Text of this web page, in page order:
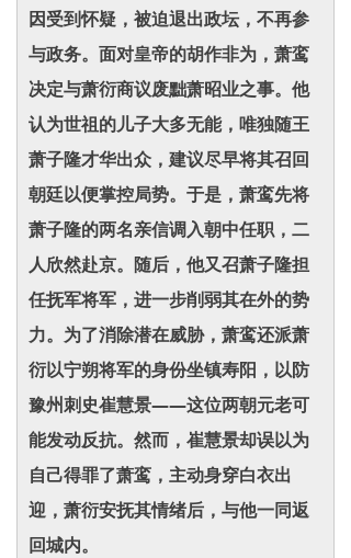
因受到怀疑，被迫退出政坛，不再参
与政务。面对皇帝的胡作非为，萧鸾
决定与萧衍商议废黜萧昭业之事。他
认为世祖的儿子大多无能，唯独随王
萧子隆才华出众，建议尽早将其召回
朝廷以便掌控局势。于是，萧鸾先将
萧子隆的两名亲信调入朝中任职，二
人欣然赴京。随后，他又召萧子隆担
任抚军将军，进一步削弱其在外的势
力。为了消除潜在威胁，萧鸾还派萧
衍以宁朔将军的身份坐镇寿阳，以防
豫州刺史崔慧景——这位两朝元老可
能发动反抗。然而，崔慧景却误以为
自己得罪了萧鸾，主动身穿白衣出
迎，萧衍安抚其情绪后，与他一同返
回城内。